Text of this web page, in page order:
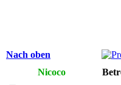
Nach oben
Nicoco